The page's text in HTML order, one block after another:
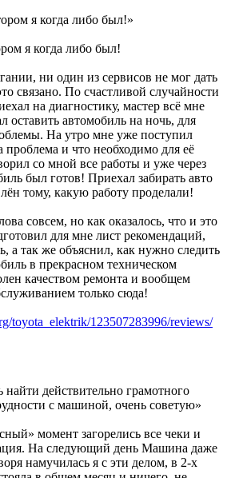
я когда либо был!»
я когда либо был!
ни один из сервисов не мог дать
связано. По счастливой случайности
на диагностику, мастер всё мне
оставить автомобиль на ночь, для
На утро мне уже поступил
проблема и что необходимо для её
со мной все работы и уже через
был готов! Приехал забирать авто
тому, какую работу проделали!
совсем, но как оказалось, что и это
для мне лист рекомендаций,
а так же объяснил, как нужно следить
в прекрасном техническом
качеством ремонта и вообщем
только сюда!
toyota_elektrik/123507283996/reviews/
найти действительно грамотного
с машиной, очень советую»
момент загорелись все чеки и
На следующий день Машина даже
намучилась я с эти делом, в 2-х